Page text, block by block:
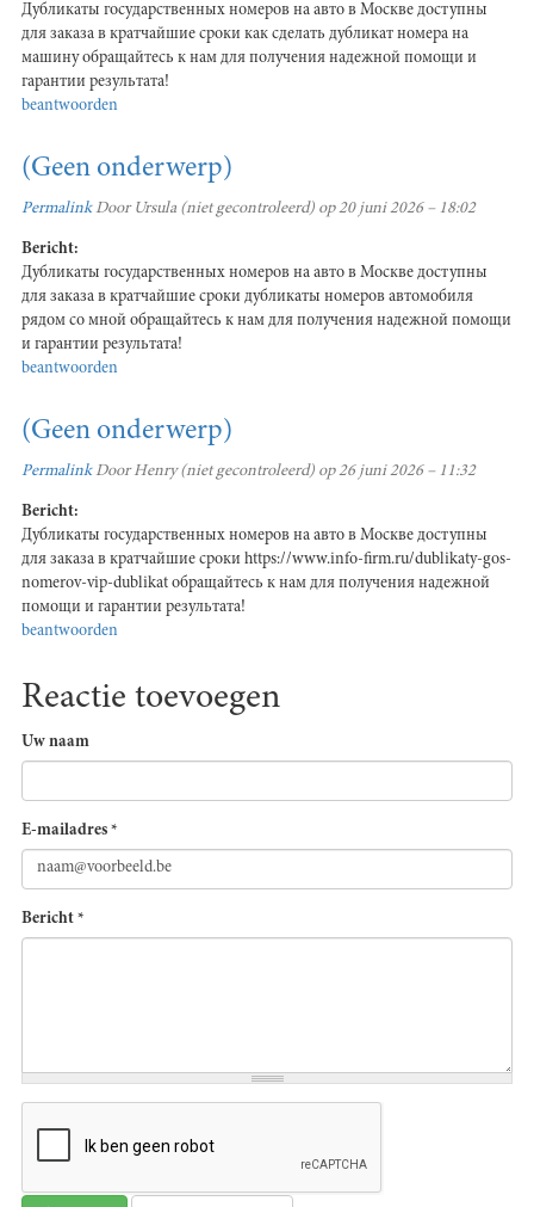
Дубликаты государственных номеров на авто в Москве доступны
для заказа в кратчайшие сроки как сделать дубликат номера на
машину обращайтесь к нам для получения надежной помощи и
гарантии результата!
beantwoorden
(Geen onderwerp)
PermalinkDoor Ursula (niet gecontroleerd) op 20 juni 2026 – 18:02
Bericht:
Дубликаты государственных номеров на авто в Москве доступны
для заказа в кратчайшие сроки дубликаты номеров автомобиля
рядом со мной обращайтесь к нам для получения надежной помощи
и гарантии результата!
beantwoorden
(Geen onderwerp)
PermalinkDoorHenry (niet gecontroleerd) op 26 juni 2026 – 11:32
Bericht:
Дубликаты государственных номеров на авто в Москве доступны
для заказа в кратчайшие сроки https://www.info-firm.ru/dublikaty-gos-
nomerov-vip-dublikat обращайтесь к нам для получения надежной
помощи и гарантии результата!
beantwoorden
Reactie toevoegen
Uw naam
E-mailadres *
Bericht *